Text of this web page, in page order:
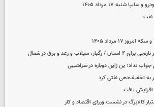
شنبه ۱۷ مرداد ۱۴۰۵
نفت
۱۷ مرداد ۱۴۰۵
و رعد و برق در شمال
نداد؛ ین ژاپن دوباره در سراشیبی
به تخفیف‌دهی نفتی کرد
افزایش یافت
کالابرگ در نشست وزرای اقتصاد و کار